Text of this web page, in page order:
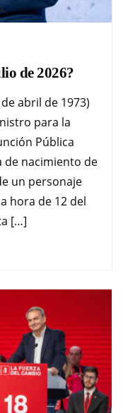
de 2026?
abril de 1973)
para la
Pública
de nacimiento de
un personaje
hora de 12 del
[…]